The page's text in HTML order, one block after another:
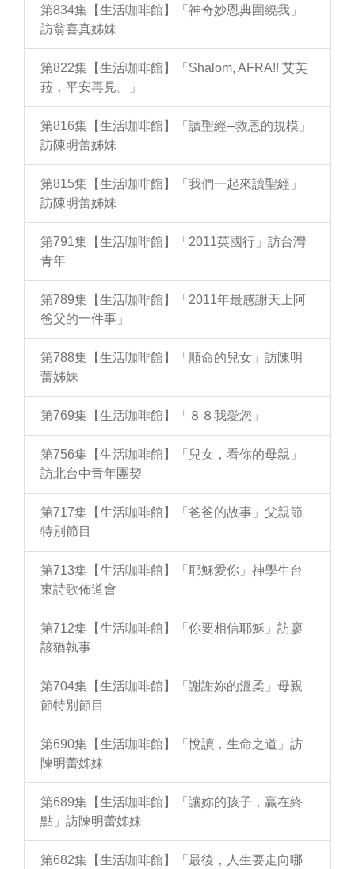
第834集【生活咖啡館】「神奇妙恩典圍繞我」
訪翁喜真姊妹
第822集【生活咖啡館】「Shalom, AFRA!! 艾芙
菈，平安再見。」
第816集【生活咖啡館】「讀聖經─救恩的規模」
訪陳明蕾姊妹
第815集【生活咖啡館】「我們一起來讀聖經」
訪陳明蕾姊妹
第791集【生活咖啡館】「2011英國行」訪台灣
青年
第789集【生活咖啡館】「2011年最感謝天上阿
爸父的一件事」
第788集【生活咖啡館】「順命的兒女」訪陳明
蕾姊妹
第769集【生活咖啡館】「８８我愛您」
第756集【生活咖啡館】「兒女，看你的母親」
訪北台中青年團契
第717集【生活咖啡館】「爸爸的故事」父親節
特別節目
第713集【生活咖啡館】「耶穌愛你」神學生台
東詩歌佈道會
第712集【生活咖啡館】「你要相信耶穌」訪廖
該猶執事
第704集【生活咖啡館】「謝謝妳的溫柔」母親
節特別節目
第690集【生活咖啡館】「悅讀，生命之道」訪
陳明蕾姊妹
第689集【生活咖啡館】「讓妳的孩子，贏在終
點」訪陳明蕾姊妹
第682集【生活咖啡館】「最後，人生要走向哪